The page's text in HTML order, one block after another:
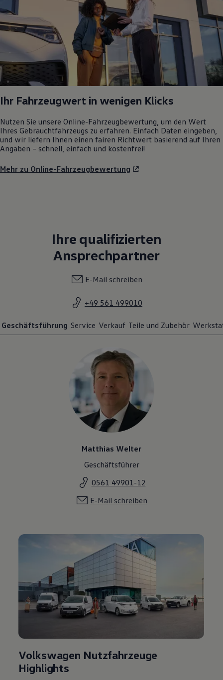
Ihr Fahrzeugwert in wenigen Klicks
Nutzen Sie unsere Online-Fahrzeugbewertung, um den Wert
Ihres Gebrauchtfahrzeugs zu erfahren. Einfach Daten eingeben,
und wir liefern Ihnen einen fairen Richtwert basierend auf Ihren
Angaben – schnell, einfach und kostenfrei!
Mehr zu Online-Fahrzeugbewertung
Ihre qualifizierten
Ansprechpartner
E-Mail schreiben
+49 561 499010
Geschäftsführung Service Verkauf Teile und Zubehör
Matthias Welter
Geschäftsführer
0561 49901-12
E-Mail schreiben
Volkswagen Nutzfahrzeuge
Highlights